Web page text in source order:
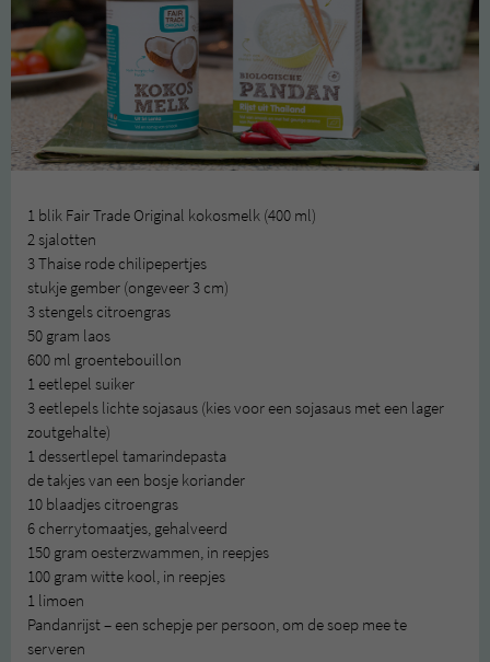
1 blik Fair Trade Original kokosmelk (400 ml)
2 sjalotten
3 Thaise rode chilipepertjes
stukje gember (ongeveer 3 cm)
3 stengels citroengras
50 gram laos
600 ml groentebouillon
1 eetlepel suiker
3 eetlepels lichte sojasaus (kies voor een sojasaus met een lager
zoutgehalte)
1 dessertlepel tamarindepasta
de takjes van een bosje koriander
10 blaadjes citroengras
6 cherrytomaatjes, gehalveerd
150 gram oesterzwammen, in reepjes
100 gram witte kool, in reepjes
1 limoen
Pandanrijst – een schepje per persoon, om de soep mee te
serveren